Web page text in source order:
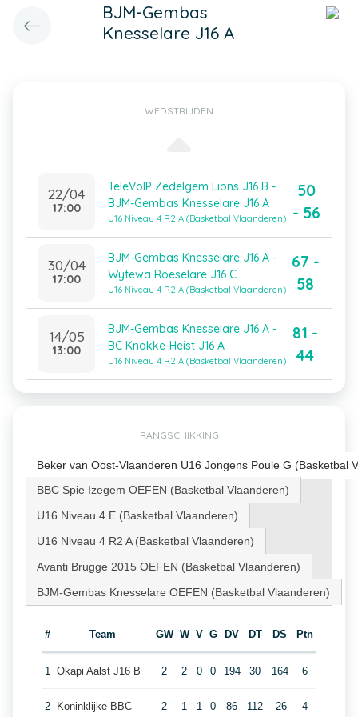
BJM-Gembas
Knesselare J16 A
WEDSTRIJDEN
22/04
17:00
TeleVoIP Zedelgem Lions J16 B -
BJM-Gembas Knesselare J16 A
U16 Niveau 4 R2 A (Basketbal Vlaanderen)
50
- 56
30/04
17:00
BJM-Gembas Knesselare J16 A -
Wytewa Roeselare J16 C
U16 Niveau 4 R2 A (Basketbal Vlaanderen)
67 -
58
14/05
13:00
BJM-Gembas Knesselare J16 A -
BC Knokke-Heist J16 A
U16 Niveau 4 R2 A (Basketbal Vlaanderen)
81 -
44
RANGSCHIKKING
Beker van Oost-Vlaanderen U16 Jongens Poule G (Basketbal
BBC Spie Izegem OEFEN (Basketbal Vlaanderen)
U16 Niveau 4 E (Basketbal Vlaanderen)
U16 Niveau 4 R2 A (Basketbal Vlaanderen)
Avanti Brugge 2015 OEFEN (Basketbal Vlaanderen)
BJM-Gembas Knesselare OEFEN (Basketbal Vlaanderen)
# Team GW W V G DV DT DS Ptn
1 Okapi Aalst J16 B 2 2 0 0 194 30 164 6
2
Koninklijke BBC
2 1 1 0 86 112 -26 4